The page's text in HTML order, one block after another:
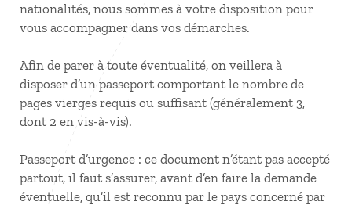
nationalités, nous sommes à votre disposition pour
vous accompagner dans vos démarches.
Afin de parer à toute éventualité, on veillera à
disposer d’un passeport comportant le nombre de
pages vierges requis ou suffisant (généralement 3,
dont 2 en vis-à-vis).
Passeport d’urgence : ce document n’étant pas accepté
partout, il faut s’assurer, avant d’en faire la demande
éventuelle, qu’il est reconnu par le pays concerné par